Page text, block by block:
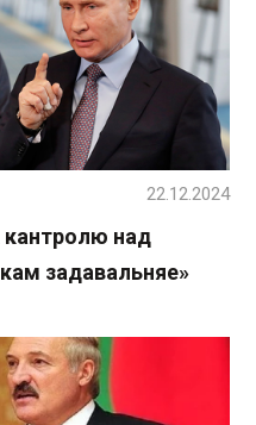
над
задавальняе»
22.12.2024